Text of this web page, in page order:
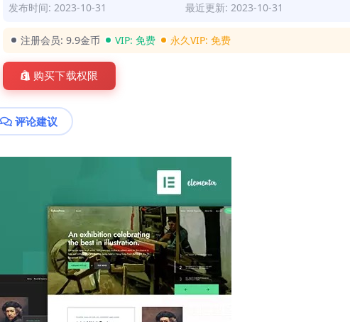
发布时间: 2023-10-31
最近更新: 2023-10-31
注册会员:9.9金币 VIP:免费 永久VIP:免费
购买下载权限
评论建议